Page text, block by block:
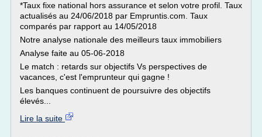
*Taux fixe national hors assurance et selon votre profil. Taux
actualisés au 24/06/2018 par Empruntis.com. Taux
comparés par rapport au 14/05/2018
Notre analyse nationale des meilleurs taux immobiliers
Analyse faite au 05-06-2018
Le match : retards sur objectifs Vs perspectives de
vacances, c'est l'emprunteur qui gagne !
Les banques continuent de poursuivre des objectifs
élevés...
Lire la suite